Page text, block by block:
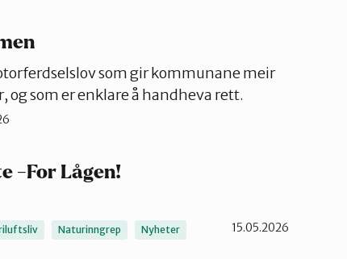
som gir kommunane meir
og som er enklare å handheva rett.
-For Lågen!
Naturinngrep
Nyheter
15.05.2026